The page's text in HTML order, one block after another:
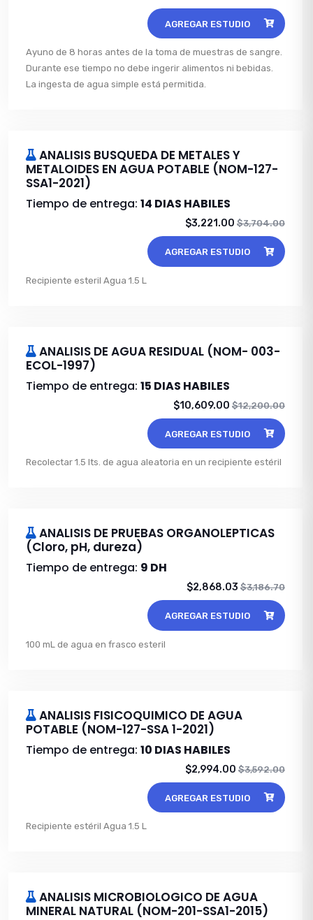
AGREGAR ESTUDIO
Ayuno de 8 horas antes de la toma de muestras de sangre.
Durante ese tiempo no debe ingerir alimentos ni bebidas.
La ingesta de agua simple está permitida.
ANALISIS BUSQUEDA DE METALES Y
METALOIDES EN AGUA POTABLE (NOM-127-
SSA1-2021)
Tiempo de entrega: 14 DIAS HABILES
$3,221.00 $3,704.00
AGREGAR ESTUDIO
Recipiente esteril Agua 1.5 L
ANALISIS DE AGUA RESIDUAL (NOM- 003-
ECOL-1997)
Tiempo de entrega: 15 DIAS HABILES
$10,609.00 $12,200.00
AGREGAR ESTUDIO
Recolectar 1.5 lts. de agua aleatoria en un recipiente estéril
ANALISIS DE PRUEBAS ORGANOLEPTICAS
(Cloro, pH, dureza)
Tiempo de entrega: 9 DH
$2,868.03 $3,186.70
AGREGAR ESTUDIO
100 mL de agua en frasco esteril
ANALISIS FISICOQUIMICO DE AGUA
POTABLE (NOM-127-SSA 1-2021)
Tiempo de entrega: 10 DIAS HABILES
$2,994.00 $3,592.00
AGREGAR ESTUDIO
Recipiente estéril Agua 1.5 L
ANALISIS MICROBIOLOGICO DE AGUA
MINERAL NATURAL (NOM-201-SSA1-2015)